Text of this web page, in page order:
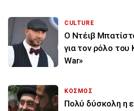
CULTURE
Ο Ντέιβ
για τον ρόλο
War»
ΚΟΣΜΟΣ
Πολύ δύσκολη η